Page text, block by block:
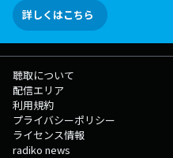
詳しくはこちら
聴取について
配信エリア
利用規約
プライバシーポリシー
ライセンス情報
radiko news